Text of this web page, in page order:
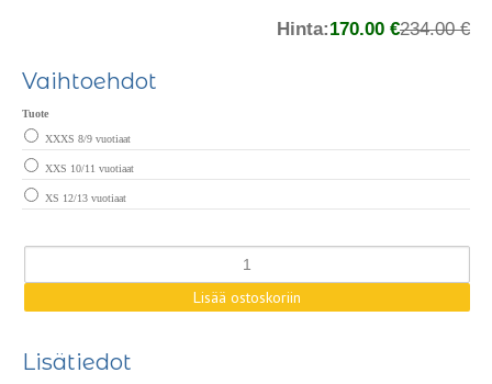
Hinta:170.00 €234.00 €
Vaihtoehdot
Tuote
XXXS 8/9 vuotiaat
XXS 10/11 vuotiaat
XS 12/13 vuotiaat
Lisätiedot